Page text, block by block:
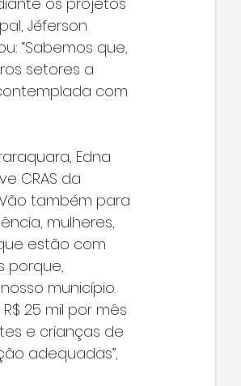
Jéferson
“Sabemos que,
setores a
com
Edna
CRAS da
também para
mulheres,
estão com
porque,
município.
25 mil por mês
e crianças de
adequadas”,